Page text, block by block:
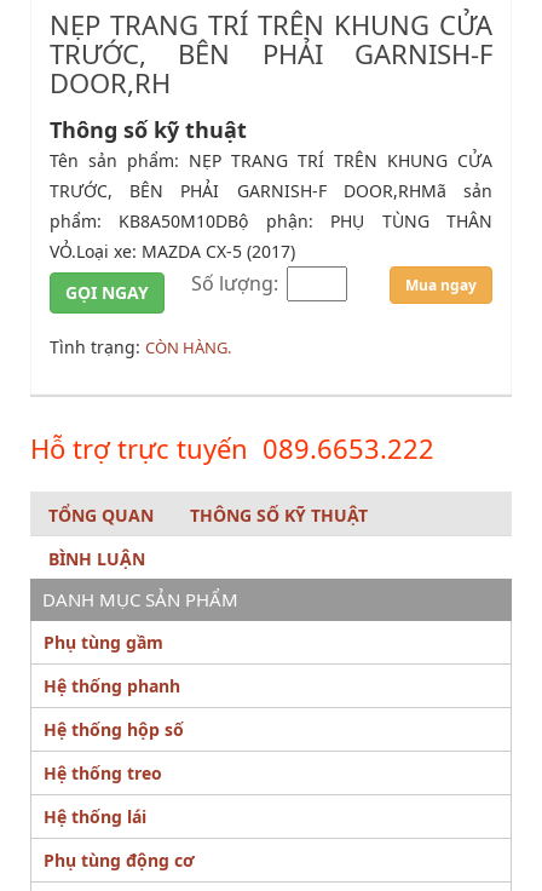
NẸP TRANG TRÍ TRÊN KHUNG CỬA
TRƯỚC, BÊN PHẢI GARNISH-F
DOOR,RH
Thông số kỹ thuật
Tên sản phẩm: NẸP TRANG TRÍ TRÊN KHUNG CỬA
TRƯỚC, BÊN PHẢI GARNISH-F DOOR,RHMã sản
phẩm: KB8A50M10DBộ phận: PHỤ TÙNG THÂN
VỎ.Loại xe: MAZDA CX-5 (2017)
GỌI NGAY
Số lượng: Mua ngay
Tình trạng: CÒN HÀNG.
Hỗ trợ trực tuyến 089.6653.222
TỔNG QUAN
THÔNG SỐ KỸ THUẬT
BÌNH LUẬN
DANH MỤC SẢN PHẨM
Phụ tùng gầm
Hệ thống phanh
Hệ thống hộp số
Hệ thống treo
Hệ thống lái
Phụ tùng động cơ